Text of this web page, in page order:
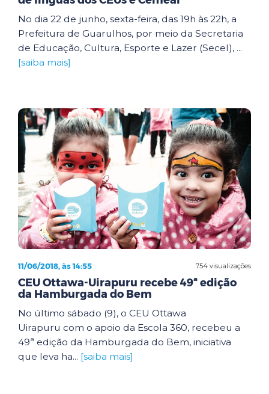
No dia 22 de junho, sexta-feira, das 19h às 22h, a
Prefeitura de Guarulhos, por meio da Secretaria
de Educação, Cultura, Esporte e Lazer (Secel), ...
[saiba mais]
754 visualizações
11/06/2018, às 14:55
CEU Ottawa-Uirapuru recebe 49ª edição
da Hamburgada do Bem
No último sábado (9), o CEU Ottawa
Uirapuru com o apoio da Escola 360, recebeu a
49ª edição da Hamburgada do Bem, iniciativa
que leva ha... [saiba mais]